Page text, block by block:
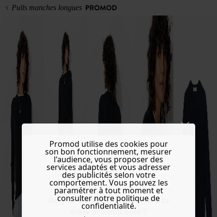
Do you want to be redirected to
www.promod.com ?
Pulls manches longues
Promod utilise des cookies pour
son bon fonctionnement, mesurer
l'audience, vous proposer des
services adaptés et vous adresser
des publicités selon votre
comportement. Vous pouvez les
paramétrer à tout moment et
consulter notre politique de
confidentialité.